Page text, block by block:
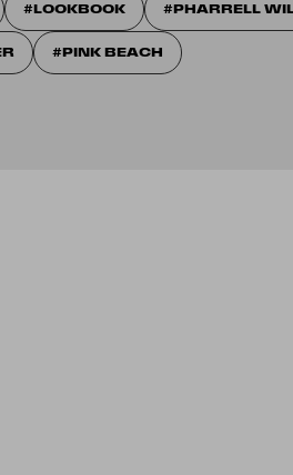
LOOKBOOK PHARRELL
PINK BEACH